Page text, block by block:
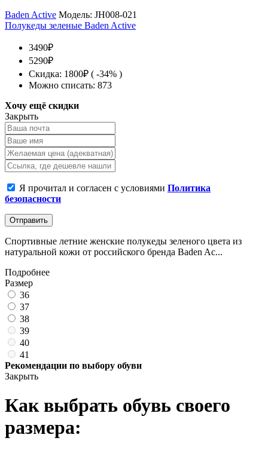
Baden Active Модель: JH008-021
Полукеды зеленые Baden Active
3490₽
5290₽
Скидка: 1800₽ ( -34% )
Можно списать: 873
Хочу ещё скидки
Закрыть
Я прочитал и согласен с условиями Политика
безопасности
Отправить
Спортивные летние женские полукеды зеленого цвета из
натуральной кожи от российского бренда Baden Ac...
Подробнее
Размер
36
37
38
39
40
41
Рекомендации по выбору обуви
Закрыть
Как выбрать обувь своего
размера: